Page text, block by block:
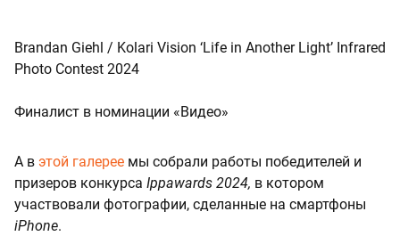
Brandan Giehl / Kolari Vision ‘Life in Another Light’ Infrared
Photo Contest 2024
Финалист в номинации «Видео»
А в этой галерее мы собрали работы победителей и
призеров конкурса Ippawards 2024, в котором
участвовали фотографии, сделанные на смартфоны
iPhone.